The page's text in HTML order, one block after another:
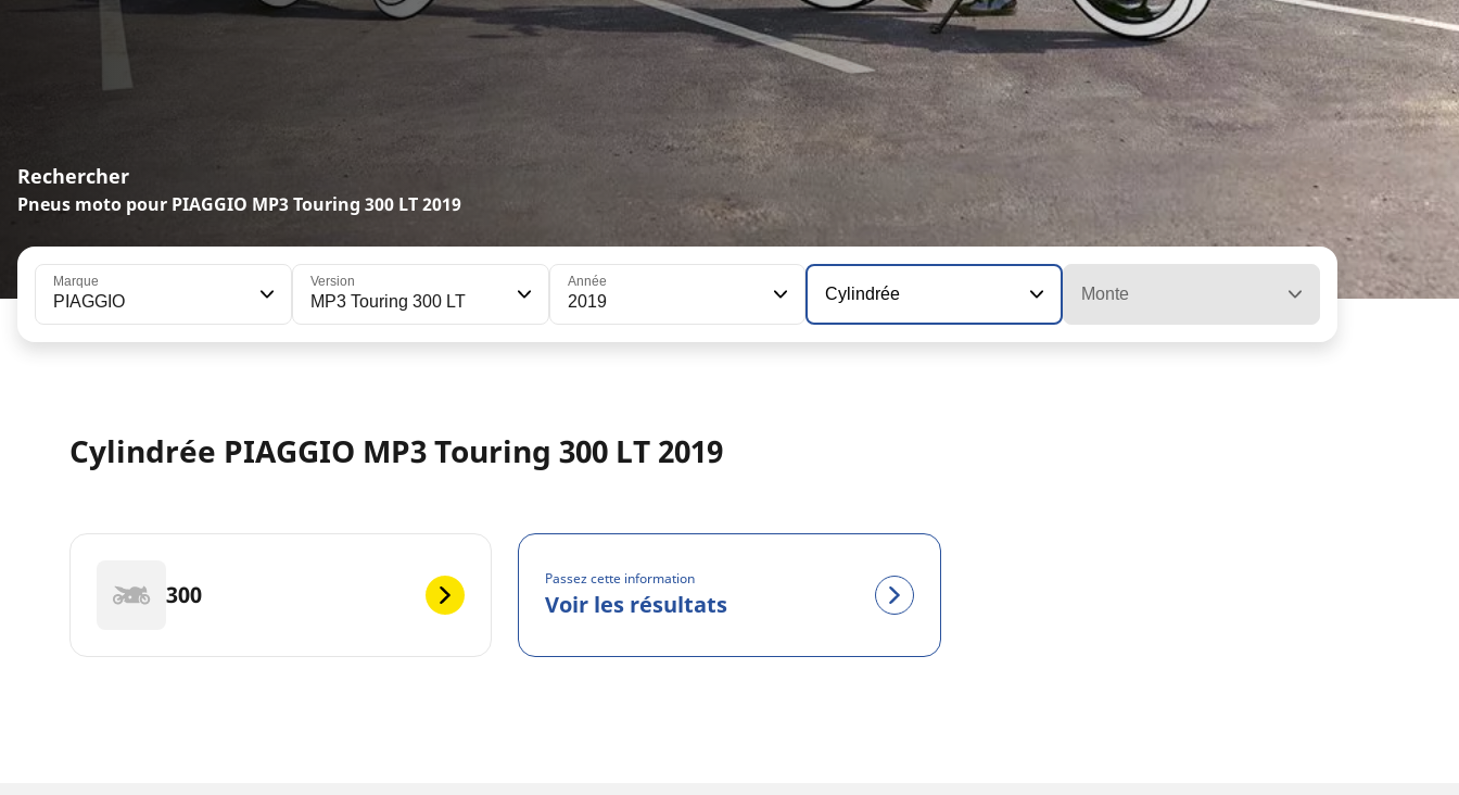
Rechercher
Pneus moto pour PIAGGIO MP3 Touring 300 LT 2019
Marque
PIAGGIO
Version
MP3 Touring 300 LT
Année
2019 Cylindrée Monte
Cylindrée PIAGGIO MP3 Touring 300 LT 2019
300
Passez cette information
Voir les résultats